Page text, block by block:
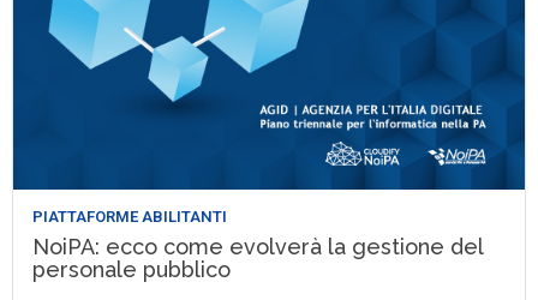
PIATTAFORME ABILITANTI
NoiPA: ecco come evolverà la gestione del
personale pubblico